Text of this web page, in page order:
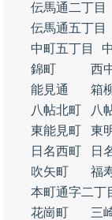
伝馬通二丁目
伝馬通五丁目
中町五丁目
錦町
西
能見通
箱
八帖北町
八
東能見町
東
日名西町
日
吹矢町
福
本町通字二丁
花崗町
三